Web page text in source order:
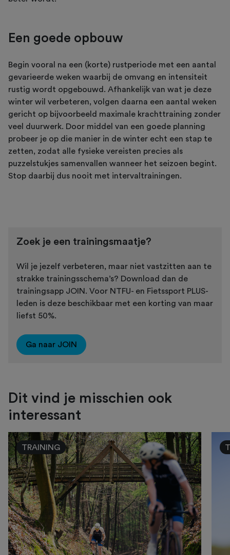
Een goede opbouw
Begin vooral na een (korte) rustperiode met een aantal
gevarieerde weken waarbij de omvang en intensiteit
rustig wordt opgebouwd. Afhankelijk van wat je deze
winter wil verbeteren, volgen daarna een aantal weken
gericht op bijvoorbeeld maximale krachttraining zonder
veel duurwerk. Door middel van een goede planning
probeer je op die manier in de winter echt een stap te
zetten, zodat alle fysieke vereisten precies als
puzzelstukjes samenvallen wanneer het seizoen begint.
Stop daarbij dus nooit met intervaltrainingen.
Zoek je een trainingsmaatje?
Wil je jezelf verbeteren, maar niet vastzitten aan te
strakke trainingsschema’s? Download dan de
trainingsapp JOIN. Voor NTFU- en Fietssport PLUS-
leden is deze beschikbaar met een korting van maar
liefst 50%.
Ga naar JOIN
Dit vind je misschien ook
interessant
TRAINING